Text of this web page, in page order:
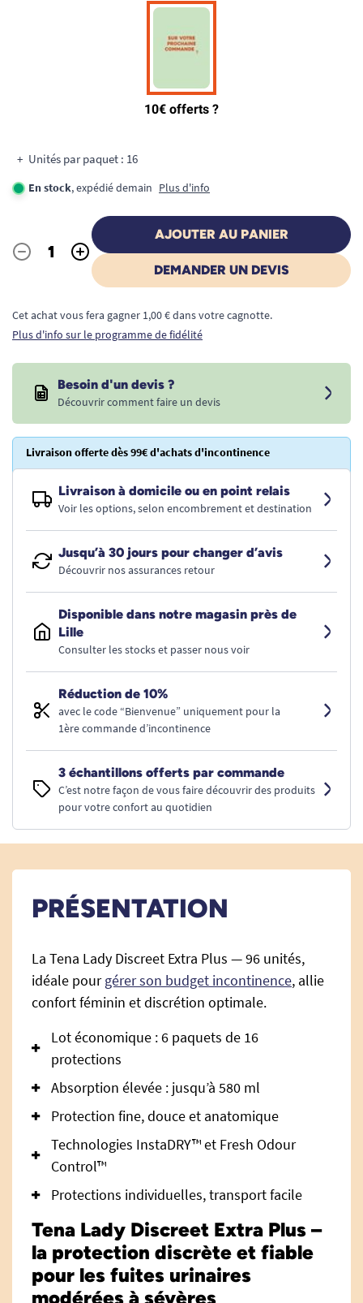
Unités par paquet : 16
En stock, expédié demain Plus d'info
Quantité
- +
AJOUTER AU PANIER
DEMANDER UN DEVIS
Cet achat vous fera gagner 1,00 € dans votre cagnotte.
Plus d'info sur le programme de fidélité
Besoin d'un devis ?
Découvrir comment faire un devis
Livraison offerte dès 99€ d'achats d'incontinence
Livraison à domicile ou en point relais
Voir les options, selon encombrement et destination
Jusqu’à 30 jours pour changer d’avis
Découvrir nos assurances retour
Disponible dans notre magasin près de
Lille
Consulter les stocks et passer nous voir
Réduction de 10%
avec le code “Bienvenue” uniquement pour la
1ère commande d’incontinence
3 échantillons offerts par commande
C’est notre façon de vous faire découvrir des produits
pour votre confort au quotidien
PRÉSENTATION
La Tena Lady Discreet Extra Plus — 96 unités,
idéale pourgérer son budget incontinence, allie
confort féminin et discrétion optimale.
Lot économique : 6 paquets de 16
protections
Absorption élevée : jusqu’à 580 ml
Protection fine, douce et anatomique
Technologies InstaDRY™ et Fresh Odour
Control™
Protections individuelles, transport facile
Tena Lady Discreet Extra Plus –
la protection discrète et fiable
pour les fuites urinaires
modérées à sévères